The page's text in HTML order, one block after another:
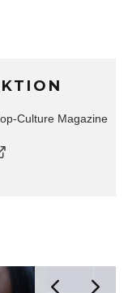
Culture Magazine